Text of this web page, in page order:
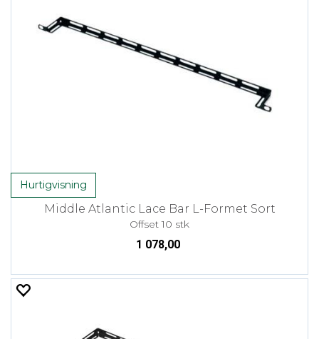
Hurtigvisning
Middle Atlantic Lace Bar L-Formet Sort
Offset 10 stk
1 078,00